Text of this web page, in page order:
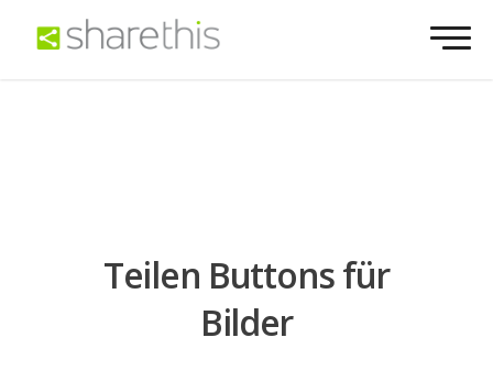
Teilen Buttons für
Bilder